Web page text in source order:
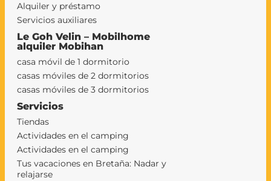
Alquiler y préstamo
Servicios auxiliares
Le Goh Velin – Mobilhome
alquiler Mobihan
casa móvil de 1 dormitorio
casas móviles de 2 dormitorios
casas móviles de 3 dormitorios
Servicios
Tiendas
Actividades en el camping
Actividades en el camping
Tus vacaciones en Bretaña: Nadar y
relajarse